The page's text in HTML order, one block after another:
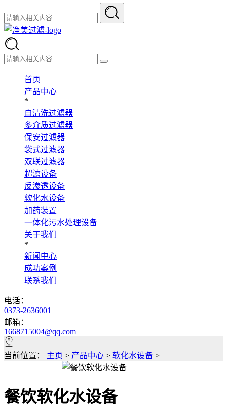
首页
产品中心
*
自清洗过滤器
多介质过滤器
保安过滤器
袋式过滤器
双联过滤器
超滤设备
反渗透设备
软化水设备
加药装置
一体化污水处理设备
关于我们
*
新闻中心
成功案例
联系我们
电话：
0373-2636001
邮箱：
1668715004@qq.com
当前位置： 主页 > 产品中心 > 软化水设备 >
餐饮软化水设备